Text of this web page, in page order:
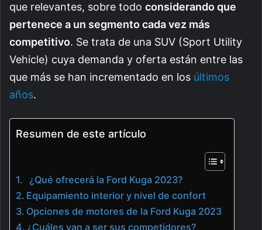
que relevantes, sobre todo considerando que
pertenece a un segmento cada vez más
competitivo. Se trata de una SUV (Sport Utility
Vehicle) cuya demanda y oferta están entre las
que más se han incrementado en los últimos
años.
Resumen de este artículo
¿Qué ofrecerá la Ford Kuga 2023?
Equipamiento interior y nivel de confort
Opciones de motores de la Ford Kuga 2023
¿Cuáles van a ser sus competidores?